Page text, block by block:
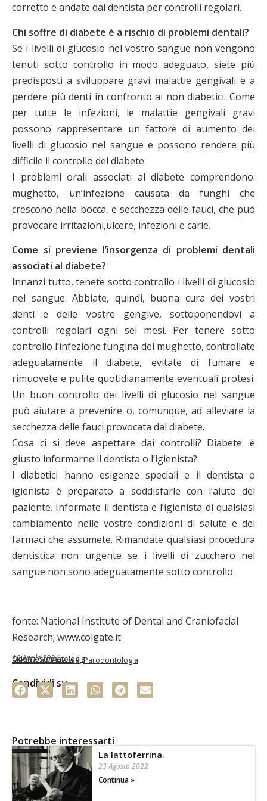
corretto e andate dal dentista per controlli regolari.
Chi soffre di diabete è a rischio di problemi dentali?
Se i livelli di glucosio nel vostro sangue non vengono
tenuti sotto controllo in modo adeguato, siete più
predisposti a sviluppare gravi malattie gengivali e a
perdere più denti in confronto ai non diabetici. Come
per tutte le infezioni, le malattie gengivali gravi
possono rappresentare un fattore di aumento dei
livelli di glucosio nel sangue e possono rendere più
difficile il controllo del diabete.
I problemi orali associati al diabete comprendono:
mughetto, un’infezione causata da funghi che
crescono nella bocca, e secchezza delle fauci, che può
provocare irritazioni,ulcere, infezioni e carie.
Come si previene l’insorgenza di problemi dentali
associati al diabete?
Innanzi tutto, tenete sotto controllo i livelli di glucosio
nel sangue. Abbiate, quindi, buona cura dei vostri
denti e delle vostre gengive, sottoponendovi a
controlli regolari ogni sei mesi. Per tenere sotto
controllo l’infezione fungina del mughetto, controllate
adeguatamente il diabete, evitate di fumare e
rimuovete e pulite quotidianamente eventuali protesi.
Un buon controllo dei livelli di glucosio nel sangue
può aiutare a prevenire o, comunque, ad alleviare la
secchezza delle fauci provocata dal diabete.
Cosa ci si deve aspettare dai controlli? Diabete: è
giusto informarne il dentista o l’igienista?
I diabetici hanno esigenze speciali e il dentista o
igienista è preparato a soddisfarle con l’aiuto del
paziente. Informate il dentista e l’igienista di qualsiasi
cambiamento nelle vostre condizioni di salute e dei
farmaci che assumete. Rimandate qualsiasi procedura
dentistica non urgente se i livelli di zucchero nel
sangue non sono adeguatamente sotto controllo.
fonte: National Institute of Dental and Craniofacial
Research; www.colgate.it
10 Aprile 2024
Odontostomatologia
Medicina Generale,Parodontologia
Condividi su
Potrebbe interessarti
La lattoferrina.
23 Agosto 2022
Continua »